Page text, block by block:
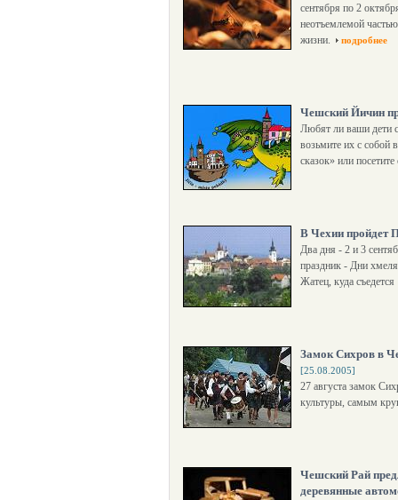
сентября по 2
неотъемлемой
жизни.
подробнее
Чешский Йичин
Любят ли ваши дети
возьмите их с собой
сказок» или
В Чехии пройдет
Два дня - 2 и 3
праздник - Дни
Жатец, куда
Замок Сихров в
[25.08.2005]
27 августа замок
культуры, cамым
Чешский Рай
деревянные